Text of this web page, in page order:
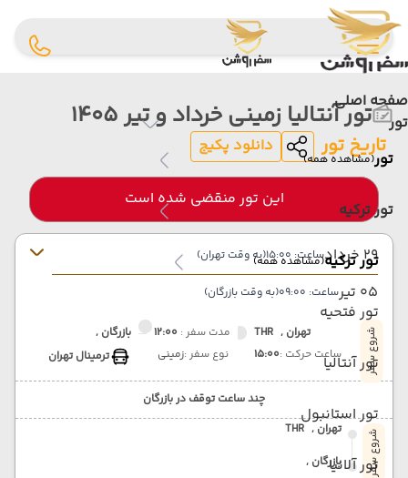
صفحه اصلی
تور
تور(مشاهده همه)
تور ترکیه
تور ترکیه(مشاهده همه)
تور فتحیه
تور آنتالیا
تور استانبول
تور آلانیا
تور آنتالیا زمینی خرداد و تیر 1405
تاریخ تور دانلود پکیج
این تور منقضی شده است
29 خرداد ساعت: 15:00 (به وقت تهران)
05 تیر ساعت: 09:00 (به وقت بازرگان)
شروع سفر تهران , THR
ساعت حرکت :15:00
مدت سفر : 12:00
نوع سفر :زمینی
بازرگان ,
ترمینال تهران
چند ساعت توقف در بازرگان
شروع سفر تهران , THR
بازرگان ,